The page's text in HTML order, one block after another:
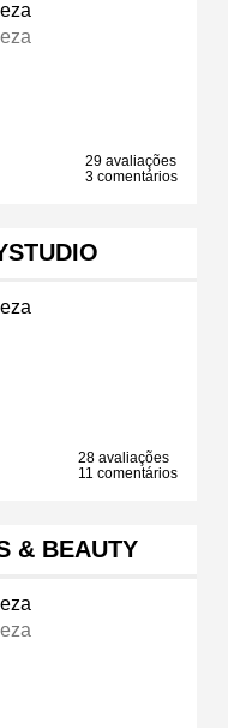
29 avaliações
3 comentários
28 avaliações
11 comentários
& BEAUTY